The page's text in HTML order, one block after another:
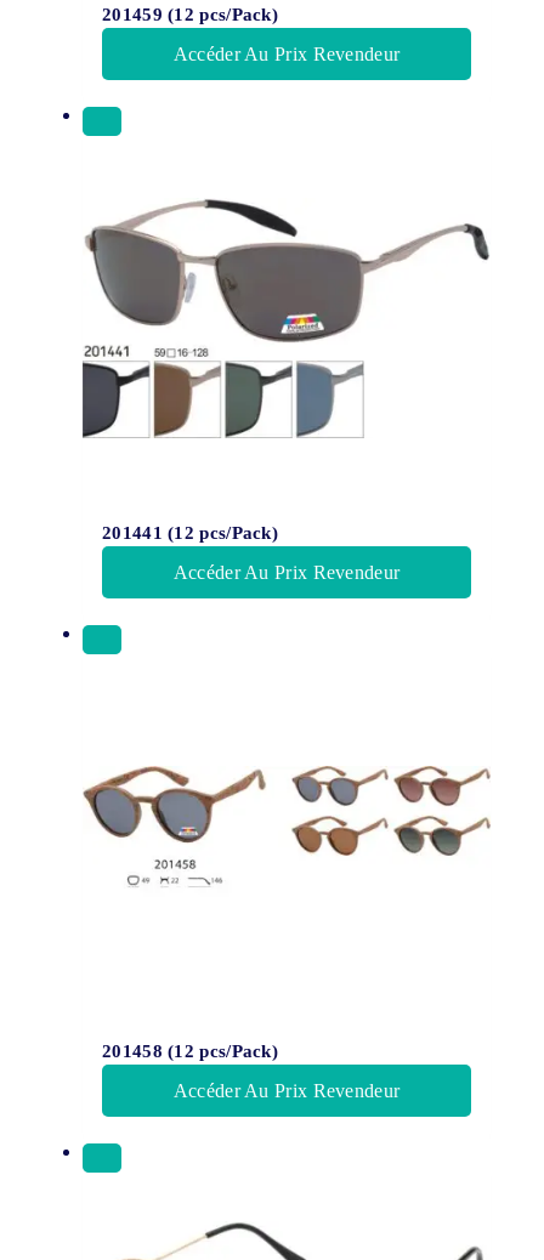
201459 (12 pcs/Pack)
Accéder Au Prix Revendeur
201441 (12 pcs/Pack)
Accéder Au Prix Revendeur
201458 (12 pcs/Pack)
Accéder Au Prix Revendeur